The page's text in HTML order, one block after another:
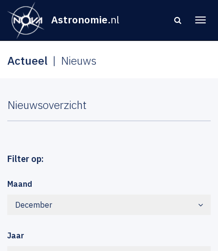
Astronomie.nl
Actueel Nieuws
Nieuwsoverzicht
Filter op:
Maand
December
Jaar